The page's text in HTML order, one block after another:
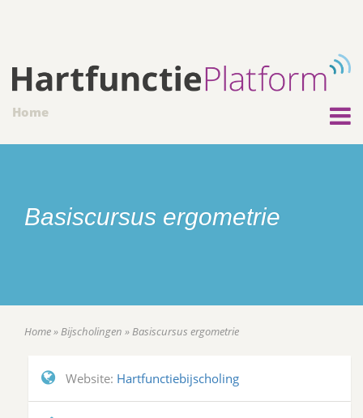
Home
Basiscursus ergometrie
Home»Bijscholingen »Basiscursus ergometrie
Website: Hartfunctiebijscholing